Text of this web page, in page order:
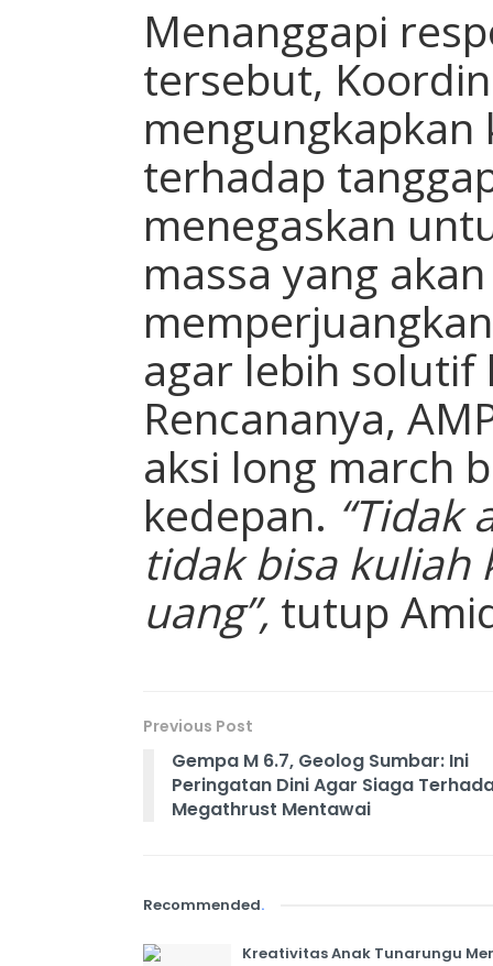
Menanggapi
tersebut,
mengungkapkan
terhadap
menegaskan
massa yang
agar lebih solutif
Rencananya,
aksi long march
kedepan. “Tidak
tidak bisa kuliah
uang”, tutup
Previous Post
Gempa M 6.7, Geolog Sumbar: Ini
Peringatan Dini Agar Siaga
Megathrust Mentawai
Recommended.
Kreativitas Anak Tunarungu